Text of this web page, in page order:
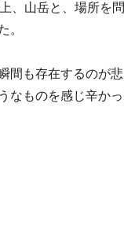
、山岳と、場所を
。
間も存在するのが
なものを感じ辛か